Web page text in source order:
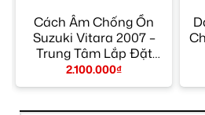
Cách Âm Chống Ồn
Suzuki Vitara 2007 –
Trung Tâm Lắp Đặt
Chính Hãng TPHCM
2.100.000₫